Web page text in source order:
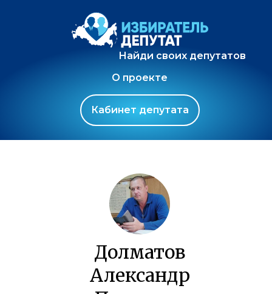
Найди своих депутатов
О проекте
Кабинет депутата
Долматов
Александр